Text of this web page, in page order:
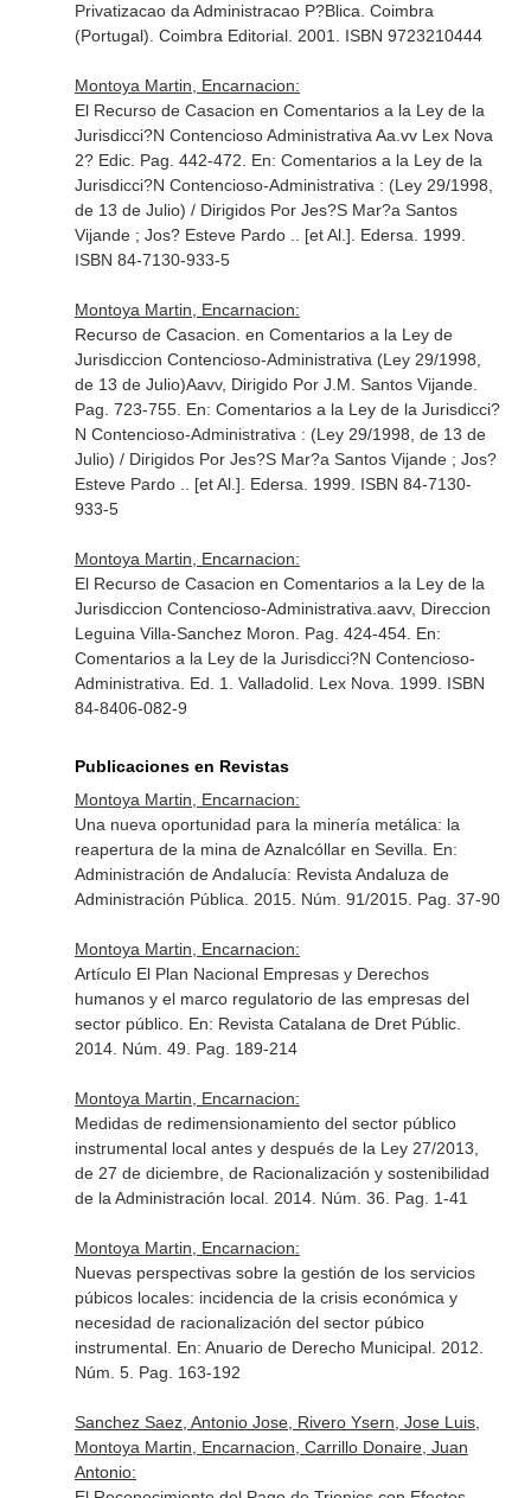
Privatizacao da Administracao P?Blica . Coimbra
(Portugal). Coimbra Editorial. 2001. ISBN 9723210444
Montoya Martin, Encarnacion:
El Recurso de Casacion en Comentarios a la Ley de la
Jurisdicci?N Contencioso Administrativa Aa.vv Lex Nova
2? Edic. Pag. 442-472. En: Comentarios a la Ley de la
Jurisdicci?N Contencioso-Administrativa : (Ley 29/1998,
de 13 de Julio) / Dirigidos Por Jes?S Mar?a Santos
Vijande ; Jos? Esteve Pardo .. [et Al.] . Edersa. 1999.
ISBN 84-7130-933-5
Montoya Martin, Encarnacion:
Recurso de Casacion. en Comentarios a la Ley de
Jurisdiccion Contencioso-Administrativa (Ley 29/1998,
de 13 de Julio)Aavv, Dirigido Por J.M. Santos Vijande.
Pag. 723-755. En: Comentarios a la Ley de la Jurisdicci?
N Contencioso-Administrativa : (Ley 29/1998, de 13 de
Julio) / Dirigidos Por Jes?S Mar?a Santos Vijande ; Jos?
Esteve Pardo .. [et Al.] . Edersa. 1999. ISBN 84-7130-
933-5
Montoya Martin, Encarnacion:
El Recurso de Casacion en Comentarios a la Ley de la
Jurisdiccion Contencioso-Administrativa.aavv, Direccion
Leguina Villa-Sanchez Moron. Pag. 424-454. En:
Comentarios a la Ley de la Jurisdicci?N Contencioso-
Administrativa . Ed. 1. Valladolid. Lex Nova. 1999. ISBN
84-8406-082-9
Publicaciones en Revistas
Montoya Martin, Encarnacion:
Una nueva oportunidad para la minería metálica: la
reapertura de la mina de Aznalcóllar en Sevilla. En:
Administración de Andalucía: Revista Andaluza de
Administración Pública . 2015. Núm. 91/2015. Pag. 37-90
Montoya Martin, Encarnacion:
Artículo El Plan Nacional Empresas y Derechos
humanos y el marco regulatorio de las empresas del
sector público. En: Revista Catalana de Dret Públic.
2014. Núm. 49. Pag. 189-214
Montoya Martin, Encarnacion:
Medidas de redimensionamiento del sector público
instrumental local antes y después de la Ley 27/2013,
de 27 de diciembre, de Racionalización y sostenibilidad
de la Administración local. 2014. Núm. 36. Pag. 1-41
Montoya Martin, Encarnacion:
Nuevas perspectivas sobre la gestión de los servicios
púbicos locales: incidencia de la crisis económica y
necesidad de racionalización del sector púbico
instrumental. En: Anuario de Derecho Municipal. 2012.
Núm. 5. Pag. 163-192
Sanchez Saez, Antonio Jose, Rivero Ysern, Jose Luis,
Montoya Martin, Encarnacion, Carrillo Donaire, Juan
Antonio: